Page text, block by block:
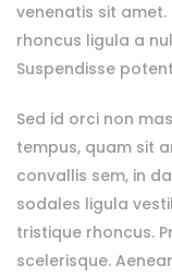
venenatis sit
rhoncus ligula a
Suspendisse
Sed id orci non
tempus, quam sit
convallis sem, in
sodales ligula
tristique rhoncus.
scelerisque.